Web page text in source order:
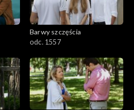
Barwy szczęścia
odc. 1557